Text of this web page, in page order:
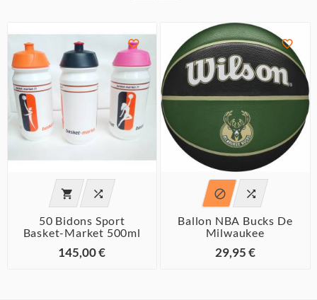

 
50 Bidons Sport
Basket-Market 500ml
145,00 €

 
Ballon NBA Bucks De
Milwaukee
29,95 €